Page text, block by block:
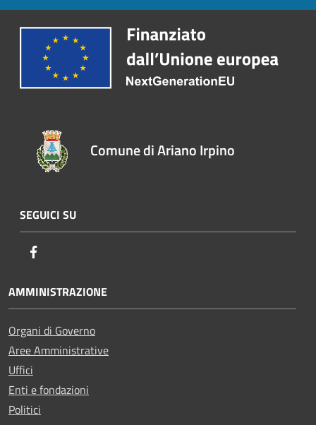
Comune di Ariano Irpino
SEGUICI SU
AMMINISTRAZIONE
Organi di Governo
Aree Amministrative
Uffici
Enti e fondazioni
Politici